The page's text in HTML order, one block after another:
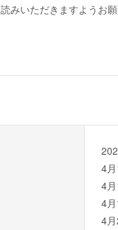
みいただきますようお願
4
4
4
4